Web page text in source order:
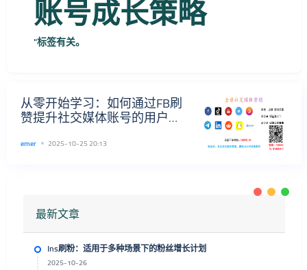
账号成长策略
"标签有关。
从零开始学习：如何通过FB刷
赞提升社交媒体账号的用户粘
emer 2025-10-25 20:13
最新文章
Ins刷粉：适用于多种场景下的粉丝增长计划
2025-10-26